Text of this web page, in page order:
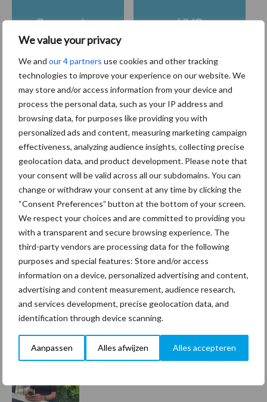
We value your privacy
We and our 4 partners use cookies and other tracking
technologies to improve your experience on our website. We
may store and/or access information from your device and
process the personal data, such as your IP address and
browsing data, for purposes like providing you with
personalized ads and content, measuring marketing campaign
effectiveness, analyzing audience insights, collecting precise
geolocation data, and product development. Please note that
your consent will be valid across all our subdomains. You can
change or withdraw your consent at any time by clicking the
“Consent Preferences” button at the bottom of your screen.
We respect your choices and are committed to providing you
with a transparent and secure browsing experience. The
third-party vendors are processing data for the following
purposes and special features: Store and/or access
information on a device, personalized advertising and content,
advertising and content measurement, audience research,
and services development, precise geolocation data, and
identification through device scanning.
Aanpassen Alles afwijzen Alles accepteren
Primaire
Sidebar
Recent nieuws Partner nieuws
30 dec
Hervorming flexibele
arbeidscontracten kent mitsen en
maren
29 dec
Freddy van de Ridder Cleaners:
“Glazenwassen zit in m’n bloed,
maar innoveren is mijn toekomst”
24 dec
Friendship Sports Centre maakt
vrienden voor het leven
23 dec
Coronavirus UVC
Toon meer